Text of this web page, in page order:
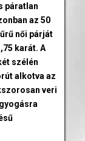
páratlan
az 50
női párját
karát. A
szélén
alkotva az
veri